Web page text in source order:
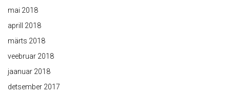
mai 2018
aprill 2018
märts 2018
veebruar 2018
jaanuar 2018
detsember 2017